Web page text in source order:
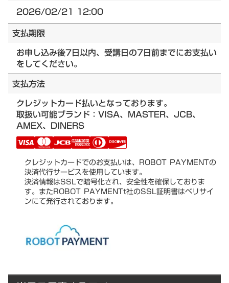
2026/02/21 12:00
支払期限
お申し込み後7日以内、受講日の7日前までにお支払い
をしてください。
支払方法
クレジットカード払いとなっております。
取扱い可能ブランド：VISA、MASTER、JCB、
AMEX、DINERS
クレジットカードでのお支払いは、ROBOT PAYMENTの
決済代行サービスを使用しています。
決済情報はSSLで暗号化され、安全性を確保しておりま
す。またROBOT PAYMENTt社のSSL証明書はベリサイ
ンにて発行されております。